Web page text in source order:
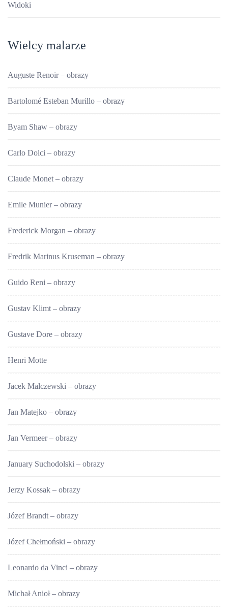
Widoki
Wielcy malarze
Auguste Renoir – obrazy
Bartolomé Esteban Murillo – obrazy
Byam Shaw – obrazy
Carlo Dolci – obrazy
Claude Monet – obrazy
Emile Munier – obrazy
Frederick Morgan – obrazy
Fredrik Marinus Kruseman – obrazy
Guido Reni – obrazy
Gustav Klimt – obrazy
Gustave Dore – obrazy
Henri Motte
Jacek Malczewski – obrazy
Jan Matejko – obrazy
Jan Vermeer – obrazy
January Suchodolski – obrazy
Jerzy Kossak – obrazy
Józef Brandt – obrazy
Józef Chełmoński – obrazy
Leonardo da Vinci – obrazy
Michał Anioł – obrazy